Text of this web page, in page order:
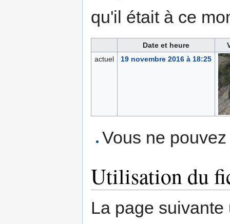
qu'il était à ce
Date et heure
actuel
19 novembre 2016 à 18:25
Vous ne
Utilisation du
La page